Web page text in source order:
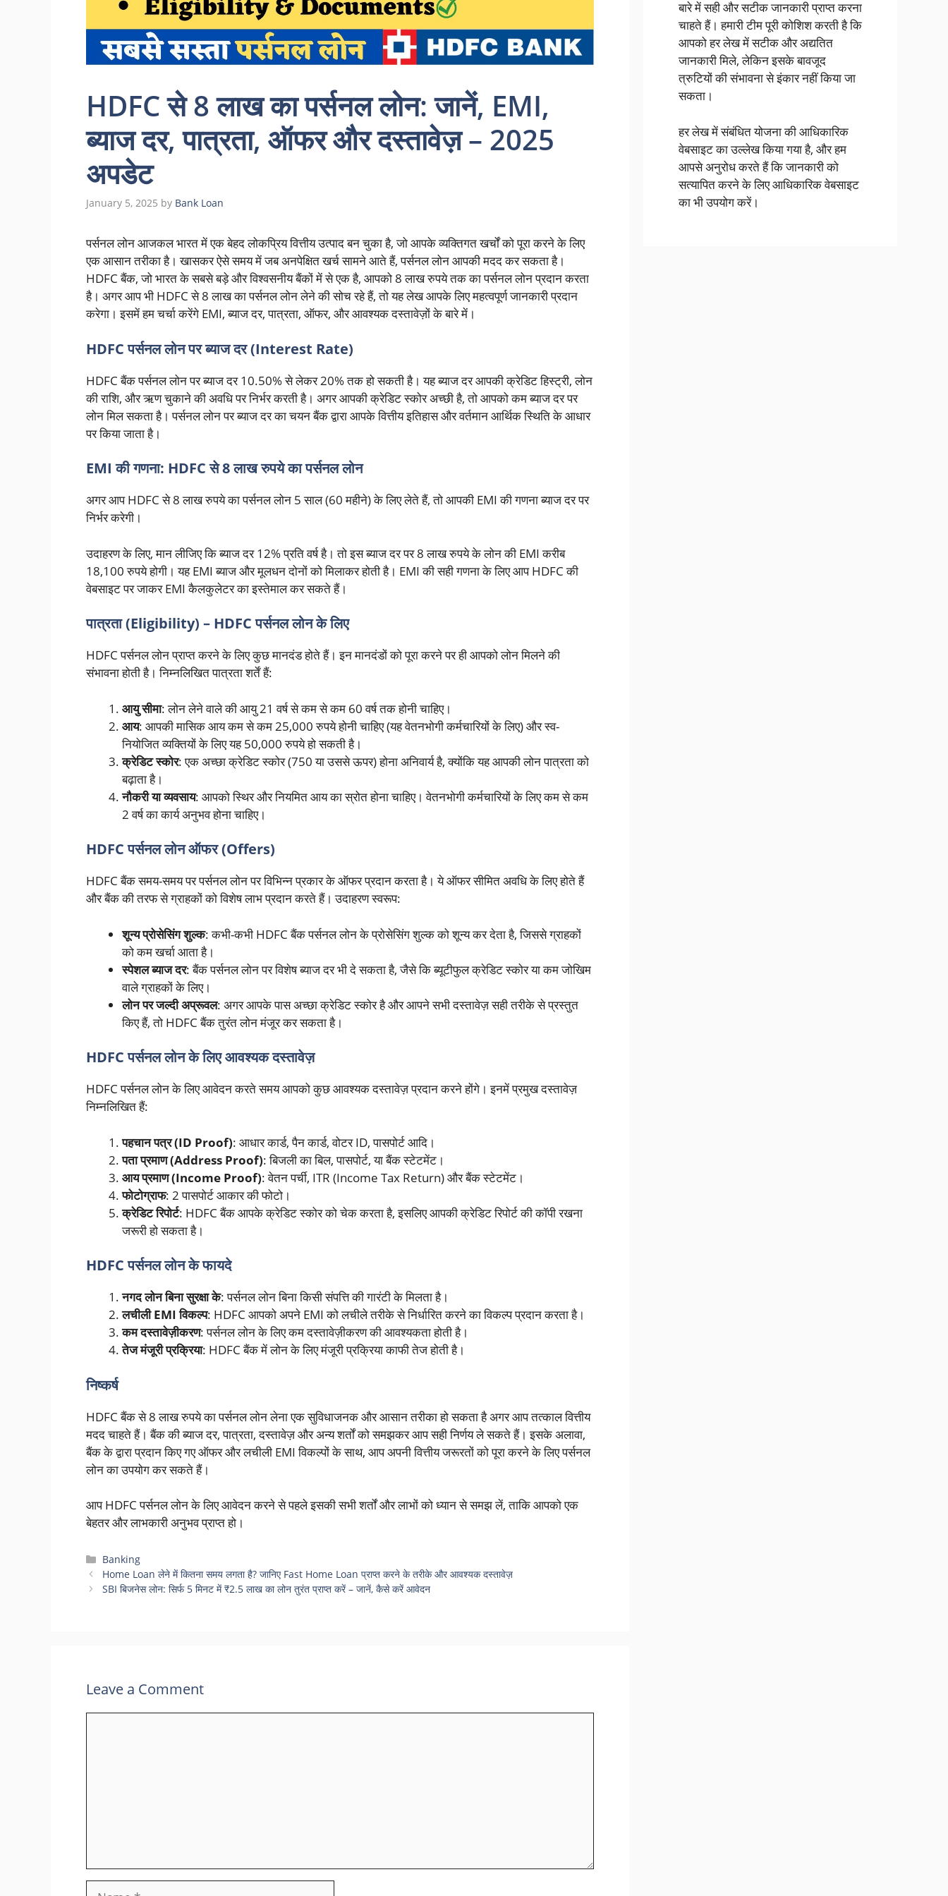
HDFC से 8 लाख का पर्सनल लोन: जानें, EMI,
ब्याज दर, पात्रता, ऑफर और दस्तावेज़ – 2025
अपडेट
January 5, 2025 by Bank Loan
पर्सनल लोन आजकल भारत में एक बेहद लोकप्रिय वित्तीय उत्पाद बन चुका है, जो आपके व्यक्तिगत खर्चों को पूरा करने के लिए
एक आसान तरीका है। खासकर ऐसे समय में जब अनपेक्षित खर्च सामने आते हैं, पर्सनल लोन आपकी मदद कर सकता है।
HDFC बैंक, जो भारत के सबसे बड़े और विश्वसनीय बैंकों में से एक है, आपको 8 लाख रुपये तक का पर्सनल लोन प्रदान करता
है। अगर आप भी HDFC से 8 लाख का पर्सनल लोन लेने की सोच रहे हैं, तो यह लेख आपके लिए महत्वपूर्ण जानकारी प्रदान
करेगा। इसमें हम चर्चा करेंगे EMI, ब्याज दर, पात्रता, ऑफर, और आवश्यक दस्तावेज़ों के बारे में।
HDFC पर्सनल लोन पर ब्याज दर (Interest Rate)
HDFC बैंक पर्सनल लोन पर ब्याज दर 10.50% से लेकर 20% तक हो सकती है। यह ब्याज दर आपकी क्रेडिट हिस्ट्री, लोन
की राशि, और ऋण चुकाने की अवधि पर निर्भर करती है। अगर आपकी क्रेडिट स्कोर अच्छी है, तो आपको कम ब्याज दर पर
लोन मिल सकता है। पर्सनल लोन पर ब्याज दर का चयन बैंक द्वारा आपके वित्तीय इतिहास और वर्तमान आर्थिक स्थिति के आधार
पर किया जाता है।
EMI की गणना: HDFC से 8 लाख रुपये का पर्सनल लोन
अगर आप HDFC से 8 लाख रुपये का पर्सनल लोन 5 साल (60 महीने) के लिए लेते हैं, तो आपकी EMI की गणना ब्याज दर पर
निर्भर करेगी।
उदाहरण के लिए, मान लीजिए कि ब्याज दर 12% प्रति वर्ष है। तो इस ब्याज दर पर 8 लाख रुपये के लोन की EMI करीब
18,100 रुपये होगी। यह EMI ब्याज और मूलधन दोनों को मिलाकर होती है। EMI की सही गणना के लिए आप HDFC की
वेबसाइट पर जाकर EMI कैलकुलेटर का इस्तेमाल कर सकते हैं।
पात्रता (Eligibility) – HDFC पर्सनल लोन के लिए
HDFC पर्सनल लोन प्राप्त करने के लिए कुछ मानदंड होते हैं। इन मानदंडों को पूरा करने पर ही आपको लोन मिलने की
संभावना होती है। निम्नलिखित पात्रता शर्तें हैं:
आयु सीमा: लोन लेने वाले की आयु 21 वर्ष से कम से कम 60 वर्ष तक होनी चाहिए।
आय: आपकी मासिक आय कम से कम 25,000 रुपये होनी चाहिए (यह वेतनभोगी कर्मचारियों के लिए) और स्व-
नियोजित व्यक्तियों के लिए यह 50,000 रुपये हो सकती है।
क्रेडिट स्कोर: एक अच्छा क्रेडिट स्कोर (750 या उससे ऊपर) होना अनिवार्य है, क्योंकि यह आपकी लोन पात्रता को
बढ़ाता है।
नौकरी या व्यवसाय: आपको स्थिर और नियमित आय का स्रोत होना चाहिए। वेतनभोगी कर्मचारियों के लिए कम से कम
2 वर्ष का कार्य अनुभव होना चाहिए।
HDFC पर्सनल लोन ऑफर (Offers)
HDFC बैंक समय-समय पर पर्सनल लोन पर विभिन्न प्रकार के ऑफर प्रदान करता है। ये ऑफर सीमित अवधि के लिए होते हैं
और बैंक की तरफ से ग्राहकों को विशेष लाभ प्रदान करते हैं। उदाहरण स्वरूप:
शून्य प्रोसेसिंग शुल्क: कभी-कभी HDFC बैंक पर्सनल लोन के प्रोसेसिंग शुल्क को शून्य कर देता है, जिससे ग्राहकों
को कम खर्चा आता है।
स्पेशल ब्याज दर: बैंक पर्सनल लोन पर विशेष ब्याज दर भी दे सकता है, जैसे कि ब्यूटीफुल क्रेडिट स्कोर या कम जोखिम
वाले ग्राहकों के लिए।
लोन पर जल्दी अप्रूवल: अगर आपके पास अच्छा क्रेडिट स्कोर है और आपने सभी दस्तावेज़ सही तरीके से प्रस्तुत
किए हैं, तो HDFC बैंक तुरंत लोन मंजूर कर सकता है।
HDFC पर्सनल लोन के लिए आवश्यक दस्तावेज़
HDFC पर्सनल लोन के लिए आवेदन करते समय आपको कुछ आवश्यक दस्तावेज़ प्रदान करने होंगे। इनमें प्रमुख दस्तावेज़
निम्नलिखित हैं:
पहचान पत्र (ID Proof): आधार कार्ड, पैन कार्ड, वोटर ID, पासपोर्ट आदि।
पता प्रमाण (Address Proof): बिजली का बिल, पासपोर्ट, या बैंक स्टेटमेंट।
आय प्रमाण (Income Proof): वेतन पर्ची, ITR (Income Tax Return) और बैंक स्टेटमेंट।
फोटोग्राफ: 2 पासपोर्ट आकार की फोटो।
क्रेडिट रिपोर्ट: HDFC बैंक आपके क्रेडिट स्कोर को चेक करता है, इसलिए आपकी क्रेडिट रिपोर्ट की कॉपी रखना
जरूरी हो सकता है।
HDFC पर्सनल लोन के फायदे
नगद लोन बिना सुरक्षा के: पर्सनल लोन बिना किसी संपत्ति की गारंटी के मिलता है।
लचीली EMI विकल्प: HDFC आपको अपने EMI को लचीले तरीके से निर्धारित करने का विकल्प प्रदान करता है।
कम दस्तावेज़ीकरण: पर्सनल लोन के लिए कम दस्तावेज़ीकरण की आवश्यकता होती है।
तेज मंजूरी प्रक्रिया: HDFC बैंक में लोन के लिए मंजूरी प्रक्रिया काफी तेज होती है।
निष्कर्ष
HDFC बैंक से 8 लाख रुपये का पर्सनल लोन लेना एक सुविधाजनक और आसान तरीका हो सकता है अगर आप तत्काल वित्तीय
मदद चाहते हैं। बैंक की ब्याज दर, पात्रता, दस्तावेज़ और अन्य शर्तों को समझकर आप सही निर्णय ले सकते हैं। इसके अलावा,
बैंक के द्वारा प्रदान किए गए ऑफर और लचीली EMI विकल्पों के साथ, आप अपनी वित्तीय जरूरतों को पूरा करने के लिए पर्सनल
लोन का उपयोग कर सकते हैं।
आप HDFC पर्सनल लोन के लिए आवेदन करने से पहले इसकी सभी शर्तों और लाभों को ध्यान से समझ लें, ताकि आपको एक
बेहतर और लाभकारी अनुभव प्राप्त हो।
Categories
Banking
Home Loan लेने में कितना समय लगता है? जानिए Fast Home Loan प्राप्त करने के तरीके और आवश्यक दस्तावेज़
SBI बिजनेस लोन: सिर्फ 5 मिनट में ₹2.5 लाख का लोन तुरंत प्राप्त करें – जानें, कैसे करें आवेदन
Leave a Comment
बारे में सही और सटीक जानकारी प्राप्त करना
चाहते हैं। हमारी टीम पूरी कोशिश करती है कि
आपको हर लेख में सटीक और अद्यतित
जानकारी मिले, लेकिन इसके बावजूद
त्रुटियों की संभावना से इंकार नहीं किया जा
सकता।
हर लेख में संबंधित योजना की आधिकारिक
वेबसाइट का उल्लेख किया गया है, और हम
आपसे अनुरोध करते हैं कि जानकारी को
सत्यापित करने के लिए आधिकारिक वेबसाइट
का भी उपयोग करें।